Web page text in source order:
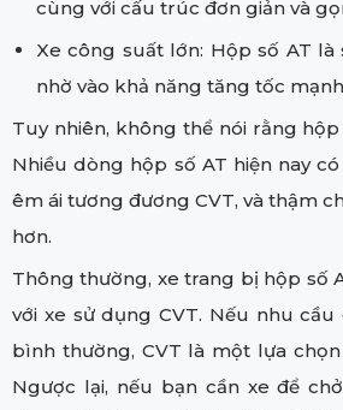
cùng với cấu trúc đơn giản và
Xe công suất lớn: Hộp số AT
nhờ vào khả năng tăng tốc
Tuy nhiên, không thể nói rằng
Nhiều dòng hộp số AT hiện nay
êm ái tương đương CVT, và thậm
hơn.
Thông thường, xe trang bị hộp số
với xe sử dụng CVT. Nếu nhu
bình thường, CVT là một lựa
Ngược lại, nếu bạn cần xe để